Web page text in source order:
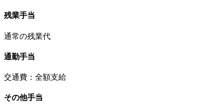
残業手当
通常の残業代
通勤手当
交通費：全額支給
その他手当